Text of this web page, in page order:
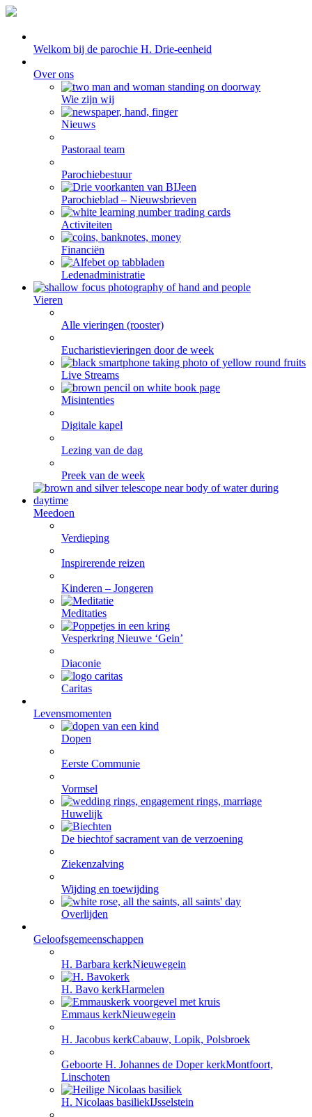
Welkom bij de parochie H. Drie-eenheid
Over ons
Wie zijn wij
Nieuws
Pastoraal team
Parochiebestuur
Parochieblad – Nieuwsbrieven
Activiteiten
Financiën
Ledenadministratie
Vieren
Alle vieringen (rooster)
Eucharistievieringen door de week
Live Streams
Misintenties
Digitale kapel
Lezing van de dag
Preek van de week
Meedoen
Verdieping
Inspirerende reizen
Kinderen – Jongeren
Meditaties
Vesperkring Nieuwe ‘Gein’
Diaconie
Caritas
Levensmomenten
Dopen
Eerste Communie
Vormsel
Huwelijk
De biechtof sacrament van de verzoening
Ziekenzalving
Wijding en toewijding
Overlijden
Geloofsgemeenschappen
H. Barbara kerkNieuwegein
H. Bavo kerkHarmelen
Emmaus kerkNieuwegein
H. Jacobus kerkCabauw, Lopik, Polsbroek
Geboorte H. Johannes de Doper kerkMontfoort,
Linschoten
H. Nicolaas basiliekIJsselstein